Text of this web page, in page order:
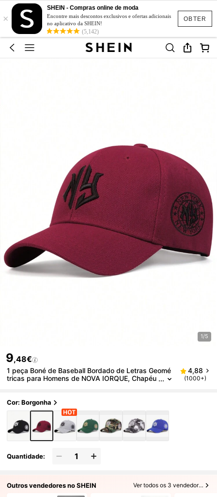
OBTER
×
SHEIN - Compras online de moda
Encontre mais descontos exclusivos e ofertas adicionais
no aplicativo da SHEIN!
(5,142)
1/5
9,48€
1 peça Boné de Baseball Bordado de Letras Geomé
tricas para Homens de NOVA IORQUE, Chapéu
vera e Outono, Rua
4,88
(1000+)
Cor: Borgonha
Quantidade:
Outros vendedores no SHEIN Ver todos os 3 vendedores